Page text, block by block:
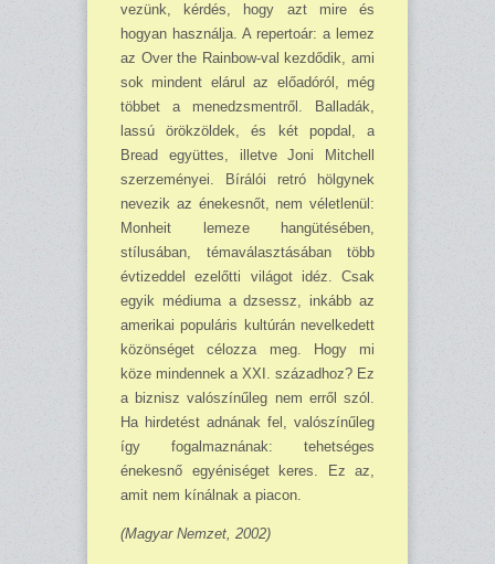
ve­zünk, kérdés, hogy azt mire és
hogyan használja. A repertoár: a lemez
az Over the Rain­bow-val kezdődik, ami
sok mindent elárul az előadóról, még
többet a menedzs­mentről. Balladák,
lassú örökzöldek, és két popdal, a
Bread együttes, illetve Joni Mitchell
szer­zeményei. Bírálói retró hölgynek
nevezik az énekesnőt, nem véletlenül:
Monheit lemeze hangütésében,
stílusában, témaválasztásában több
évtizeddel ezelőtti világot idéz. Csak
egyik médiuma a dzsessz, inkább az
amerikai populáris kultúrán nevelkedett
közön­séget célozza meg. Hogy mi
köze mindennek a XXI. századhoz? Ez
a biznisz valószínűleg nem erről szól.
Ha hirdetést adnának fel, valószínűleg
így fogalmaznának: tehetséges
énekesnő egyéniséget keres. Ez az,
amit nem kínálnak a piacon.
(Magyar Nemzet, 2002)